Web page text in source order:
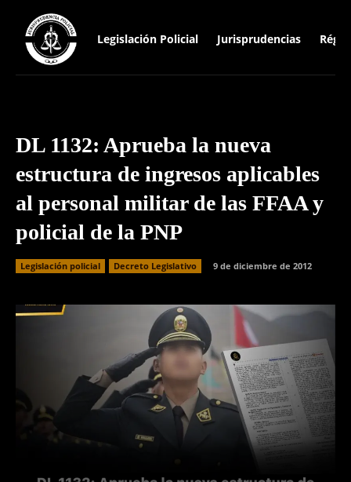
Legislación Policial Jurisprudencias
DL 1132: Aprueba la nueva
estructura de ingresos aplicables
al personal militar de las FFAA y
policial de la PNP
Legislación policial Decreto Legislativo 9 de diciembre de 2012